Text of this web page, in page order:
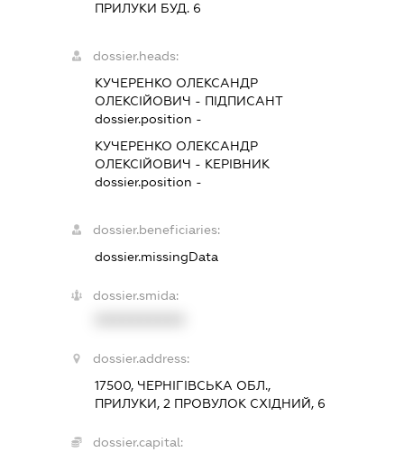
ПРИЛУКИ БУД. 6
dossier.heads:
КУЧЕРЕНКО ОЛЕКСАНДР
ОЛЕКСІЙОВИЧ - ПІДПИСАНТ
dossier.position -
КУЧЕРЕНКО ОЛЕКСАНДР
ОЛЕКСІЙОВИЧ - КЕРІВНИК
dossier.position -
dossier.beneficiaries:
dossier.missingData
dossier.smida:
dossier.address:
17500, ЧЕРНІГІВСЬКА ОБЛ.,
ПРИЛУКИ, 2 ПРОВУЛОК СХІДНИЙ, 6
dossier.capital: